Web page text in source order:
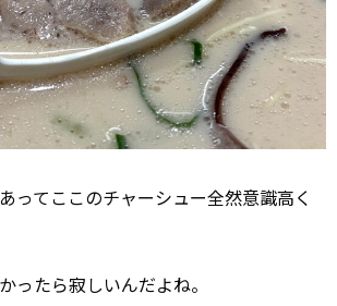
ってここのチャーシュー全然意識高く
ったら寂しいんだよね。